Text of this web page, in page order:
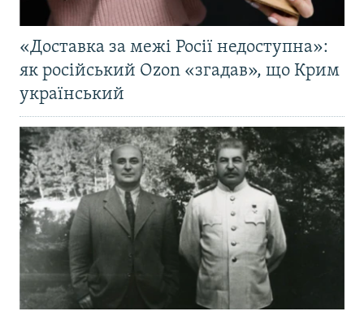
«Доставка за межі Росії недоступна»:
як російський Ozon «згадав», що Крим
український